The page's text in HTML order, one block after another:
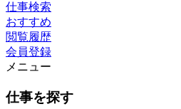
仕事検索
おすすめ
閲覧履歴
会員登録
メニュー
仕事を探す